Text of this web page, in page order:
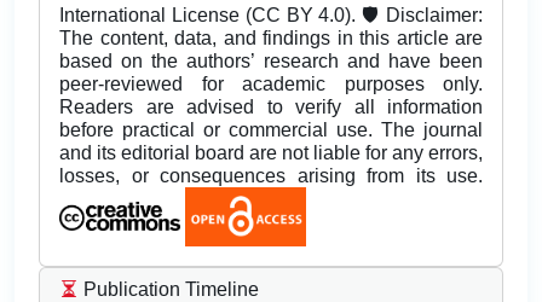
International License (CC BY 4.0). 🛡️ Disclaimer:
The content, data, and findings in this article are
based on the authors’ research and have been
peer-reviewed for academic purposes only.
Readers are advised to verify all information
before practical or commercial use. The journal
and its editorial board are not liable for any errors,
losses, or consequences arising from its use.
Publication Timeline